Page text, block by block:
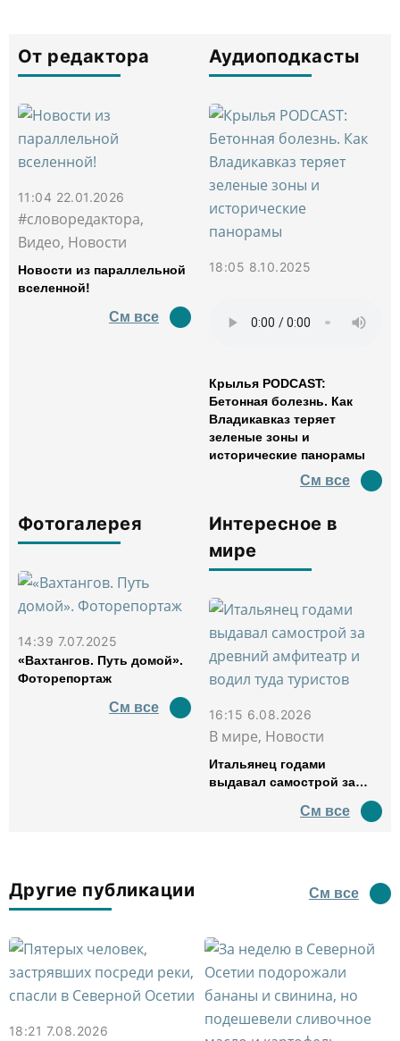
От редактора
11:04 22.01.2026
#словоредактора,
Видео, Новости
Новости из параллельной
вселенной!
См все
Аудиоподкасты
18:05 8.10.2025
Крылья PODCAST:
Бетонная болезнь. Как
Владикавказ теряет
зеленые зоны и
исторические панорамы
См все
Фотогалерея
14:39 7.07.2025
«Вахтангов. Путь домой».
Фоторепортаж
См все
Интересное в
мире
16:15 6.08.2026
В мире, Новости
Итальянец годами
выдавал самострой за
водил туда туристов
См все
Другие публикации См все
18:21 7.08.2026